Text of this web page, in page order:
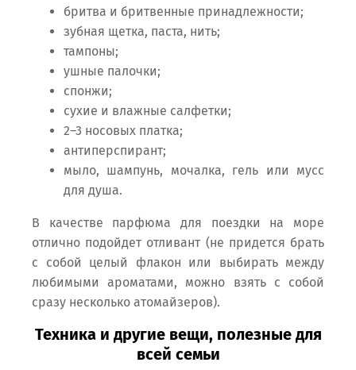
бритва и бритвенные принадлежности;
зубная щетка, паста, нить;
тампоны;
ушные палочки;
спонжи;
сухие и влажные салфетки;
2–3 носовых платка;
антиперспирант;
мыло, шампунь, мочалка, гель или мусс
для душа.
В качестве парфюма для поездки на море
отлично подойдет отливант (не придется брать
с собой целый флакон или выбирать между
любимыми ароматами, можно взять с собой
сразу несколько атомайзеров).
Техника и другие вещи, полезные для
всей семьи